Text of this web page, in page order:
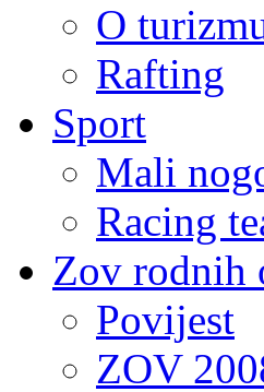
O
Rafting
Sport
Mali
Racing
Zov rodnih
Povijest
ZOV